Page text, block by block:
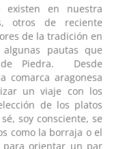
existen en nuestra
otros de reciente
de la tradición en
pautas que
Piedra. Desde
comarca aragonesa
un viaje con los
de los platos
soy consciente, se
como la borraja o el
para orientar un par